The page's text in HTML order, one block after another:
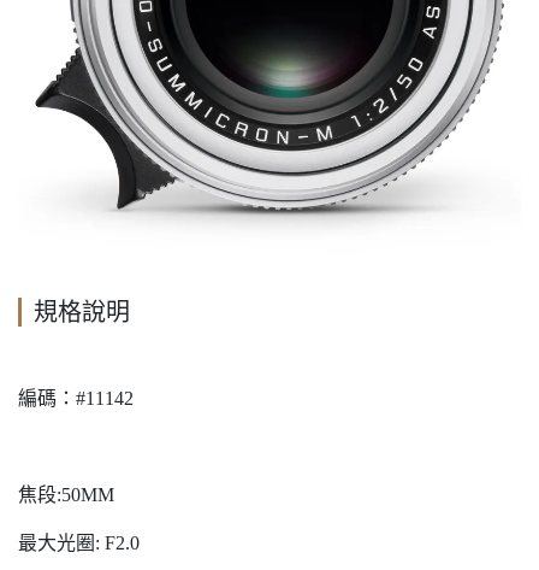
規格說明
編碼：#11142
焦段:50MM
最大光圈: F2.0